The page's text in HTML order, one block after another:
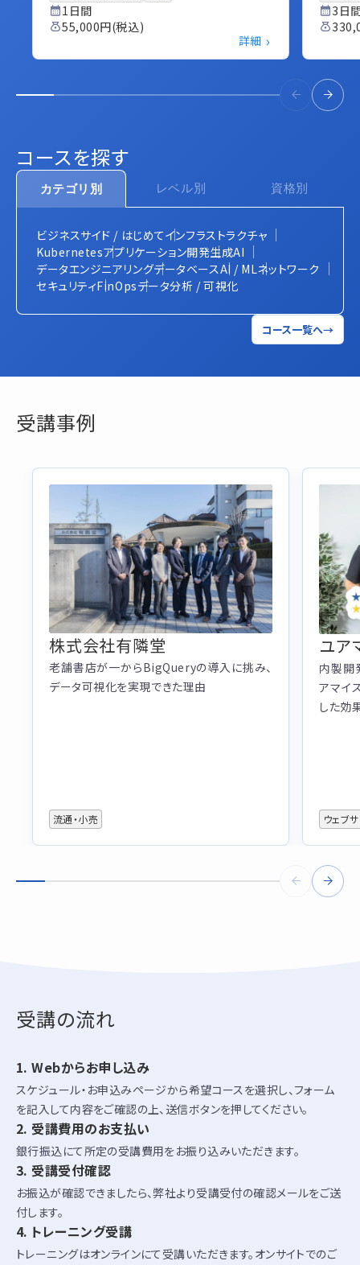
1日間
55,000円(税込)
詳細 ›
3日
コースを探す
カテゴリ別 レベル別 資格別
ビジネスサイド / はじめてインフラストラクチャ
Kubernetesアプリケーション開発生成AI
データエンジニアリングデータベースAI / MLネットワーク
セキュリティFinOpsデータ分析 / 可視化
コース一覧へ→
受講事例
株式会社有隣堂
老舗書店が一からBigQueryの導入に挑み、
データ可視化を実現できた理由
流通・小売
ユア
内製開
アマイ
した効
ウェブ
受講の流れ
Webからお申し込み
スケジュール・お申込みページから希望コースを選択し、フォーム
を記入して内容をご確認の上、送信ボタンを押してください。
受講費用のお支払い
銀行振込にて所定の受講費用をお振り込みいただきます。
受講受付確認
お振込が確認できましたら、弊社より受講受付の確認メールをご送
付します。
トレーニング受講
トレーニングはオンラインにて受講いただきます。オンサイトでのご